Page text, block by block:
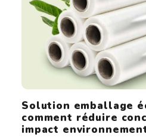
Solution emballage
comment réduire
impact